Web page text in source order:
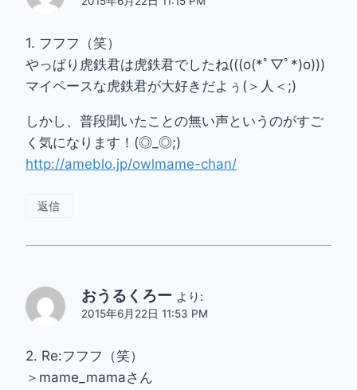
1. フフフ（笑）
やっぱり虎鉄君は虎鉄君でしたね(((o(*ﾟ▽ﾟ*)o)))
マイペースな虎鉄君が大好きだよぅ(＞人＜;)
しかし、普段聞いたことの無い声というのがすご
く気になります！(◎_◎;)
http://ameblo.jp/owlmame-chan/
返信
おうるくろー より:
2015年6月22日 11:53 PM
2. Re:フフフ（笑）
＞mame_mamaさん